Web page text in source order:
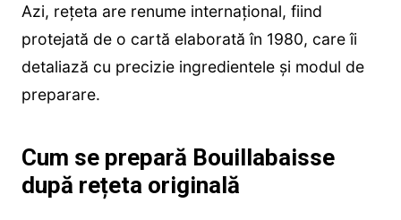
Azi, rețeta are renume internațional, fiind
protejată de o cartă elaborată în 1980, care îi
detaliază cu precizie ingredientele şi modul de
preparare.
Cum se prepară Bouillabaisse
după rețeta originală